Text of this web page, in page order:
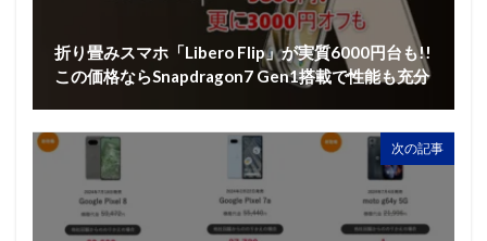
折り畳みスマホ「Libero Flip」が実質6000円台も!!
この価格ならSnapdragon7 Gen1搭載で性能も充分
次の記事